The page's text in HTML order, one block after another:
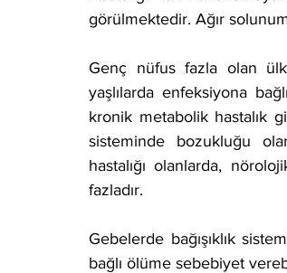
görülmektedir. Ağır
Genç nüfus fazla olan
yaşlılarda enfeksiyona
kronik metabolik hastalık
sisteminde bozukluğu
hastalığı olanlarda,
fazladır.
Gebelerde bağışıklık
bağlı ölüme sebebiyet